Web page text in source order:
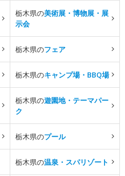
栃木県の美術展・博物展・展
示会
栃木県のフェア
栃木県のキャンプ場・BBQ場
栃木県の遊園地・テーマパー
ク
栃木県のプール
栃木県の温泉・スパリゾート